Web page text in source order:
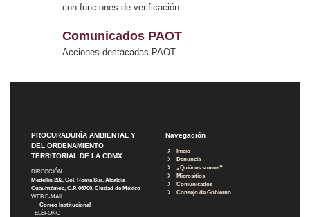
con funciones de verificación
Comunicados PAOT
Acciones destacadas PAOT
PROCURADURÍA AMBIENTAL Y
DEL ORDENAMIENTO
TERRITORIAL DE LA CDMX
DIRECCIÓN
Medellín 202, Col. Roma Sur, Alcaldía
Cuauhtémoc, C.P. 06700, Ciudad de México
WEB E-MAIL
Correo Institucional
TELÉFONO
Navegación
Inicio
Denuncia
¿Quiénes somos?
Micrositios
Comunicados
Consejo de Gobierno